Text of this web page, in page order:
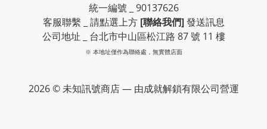
統一編號 _ 90137626
客服聯繫 _ 請點選上方 [聯絡我們]發送訊息
公司地址 _ 台北市中山區松江路 87 號 11 樓
※ 本地址僅作為聯絡處，無實體店面
2026 © 未知訊號商店 — 由成就解鎖有限公司營運